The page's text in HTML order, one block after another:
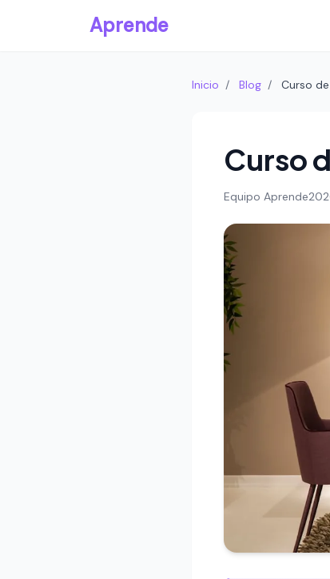
Aprende
Inicio / Blog / Curso
Curso
Equipo Aprende